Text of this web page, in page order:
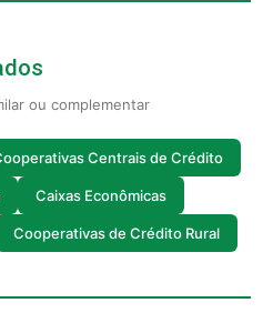
ou complementar
Centrais de Crédito
Caixas Econômicas
Cooperativas de Crédito Rural